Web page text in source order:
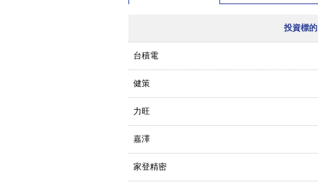
投資標的
台積電
健策
力旺
嘉澤
家登精密